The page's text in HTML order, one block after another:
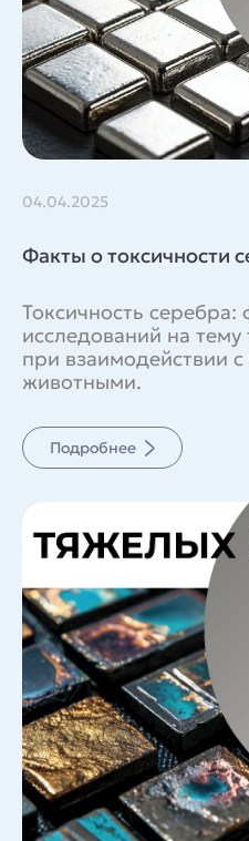
04.04.2025
Факты о токсичности
Токсичность
исследований на тему
при взаимодействии
животными.
Подробнее